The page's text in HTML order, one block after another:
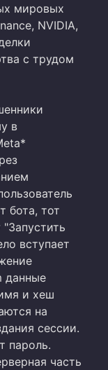
мировых
NVIDIA,
с трудом
в
бота, тот
вступает
данные
и хеш
на
сессии.
пароль.
часть